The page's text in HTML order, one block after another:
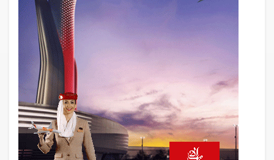
AJet Uçuşlarıyla Rus Turist İçin Yeni
Türkiye Rotası
9 saat önce
Airbus Temmuz bilançosunu açıkladı:
204 yeni sipariş
9 saat önce
İstanbul uçağına polis köpeklerle girdi: 3
yolcu indirildi